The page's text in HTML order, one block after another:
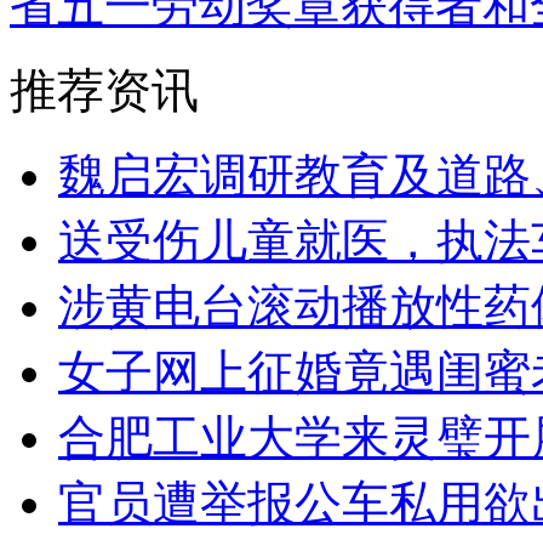
推荐资讯
魏启宏调研教育及道
送受伤儿童就医，执法
涉黄电台滚动播放性
女子网上征婚竟遇闺
合肥工业大学来灵璧
官员遭举报公车私用